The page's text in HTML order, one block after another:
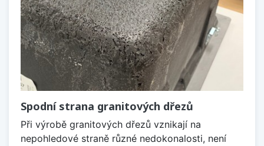
Spodní strana granitových dřezů
Při výrobě granitových dřezů vznikají na
nepohledové straně různé nedokonalosti, není